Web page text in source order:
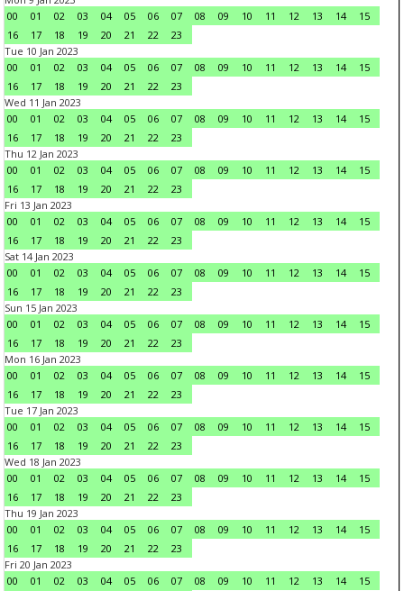
00
01 02 03 04 05 06 07 08 09 10 11 12 13 14
15
16
17 18 19 20 21 22
23
Tue 10 Jan 2023
00
01 02 03 04 05 06 07 08 09 10 11 12 13 14
15
16
17 18 19 20 21 22
23
Wed 11 Jan 2023
00
01 02 03 04 05 06 07 08 09 10 11 12 13 14
15
16
17 18 19 20 21 22
23
Thu 12 Jan 2023
00
01 02 03 04 05 06 07 08 09 10 11 12 13 14
15
16
17 18 19 20 21 22
23
Fri 13 Jan 2023
00
01 02 03 04 05 06 07 08 09 10 11 12 13 14
15
16
17 18 19 20 21 22
23
Sat 14 Jan 2023
00
01 02 03 04 05 06 07 08 09 10 11 12 13 14
15
16
17 18 19 20 21 22
23
Sun 15 Jan 2023
00
01 02 03 04 05 06 07 08 09 10 11 12 13 14
15
16
17 18 19 20 21 22
23
Mon 16 Jan 2023
00
01 02 03 04 05 06 07 08 09 10 11 12 13 14
15
16
17 18 19 20 21 22
23
Tue 17 Jan 2023
00
01 02 03 04 05 06 07 08 09 10 11 12 13 14
15
16
17 18 19 20 21 22
23
Wed 18 Jan 2023
00
01 02 03 04 05 06 07 08 09 10 11 12 13 14
15
16
17 18 19 20 21 22
23
Thu 19 Jan 2023
00
01 02 03 04 05 06 07 08 09 10 11 12 13 14
15
16
17 18 19 20 21 22
23
Fri 20 Jan 2023
00
01 02 03 04 05 06 07 08 09 10 11 12 13 14
15